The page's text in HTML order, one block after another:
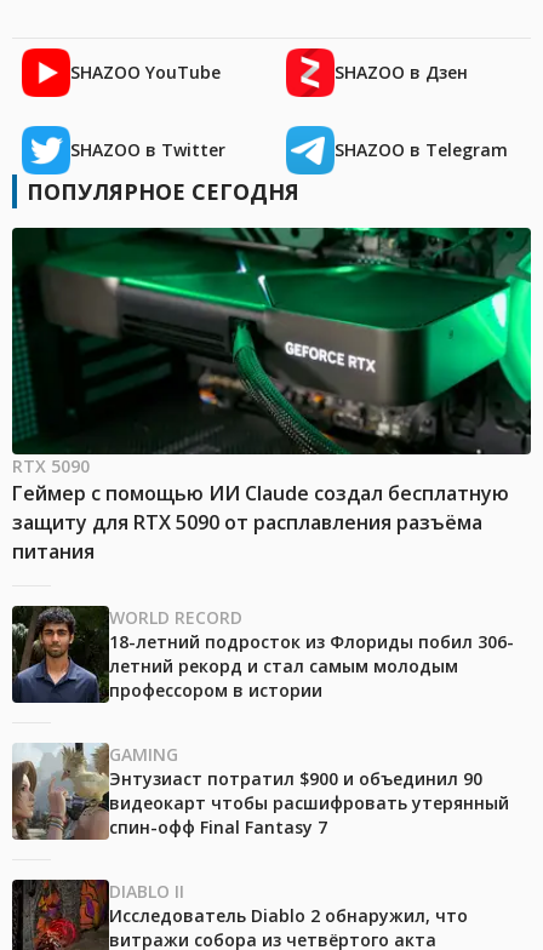
SHAZOO YouTube SHAZOO в Дзен
SHAZOO в Twitter SHAZOO в Telegram
ПОПУЛЯРНОЕ СЕГОДНЯ
RTX 5090
Геймер с помощью ИИ Claude создал бесплатную
защиту для RTX 5090 от расплавления разъёма
питания
WORLD RECORD
18-летний подросток из Флориды побил 306-
летний рекорд и стал самым молодым
профессором в истории
GAMING
Энтузиаст потратил $900 и объединил 90
видеокарт чтобы расшифровать утерянный
спин-офф Final Fantasy 7
DIABLO II
Исследователь Diablo 2 обнаружил, что
витражи собора из четвёртого акта